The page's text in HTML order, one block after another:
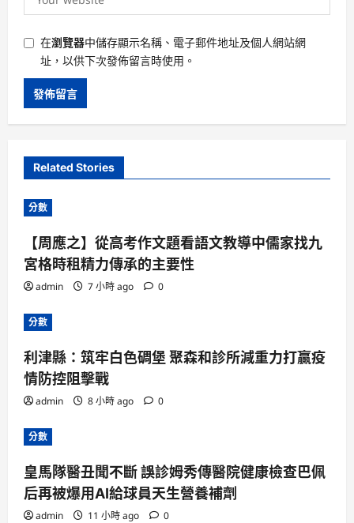
在瀏覽器中儲存顯示名稱、電子郵件地址及個人網站網
址，以供下次發佈留言時使用。
Related Stories
分數
【周應之】從高考作文題看語文教導中儒家找九
宮格時租精力傳承的主要性
admin 7 小時 ago 0
分數
利津縣：筑牢白色碉堡 聚森和診所減重力打贏疫
情防控阻擊戰
admin 8 小時 ago 0
分數
皇馬隊醫丑聞不斷 誤診姆秀傳醫院健康檢查巴佩
后再被爆用AI給球員天生營養補劑
admin 11 小時 ago 0